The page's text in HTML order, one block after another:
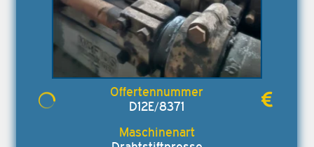
D12E/8371